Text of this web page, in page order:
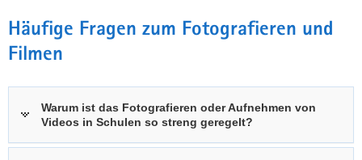
Häufige Fragen zum Fotografieren und
Filmen
Warum ist das Fotografieren oder Aufnehmen von
Videos in Schulen so streng geregelt?